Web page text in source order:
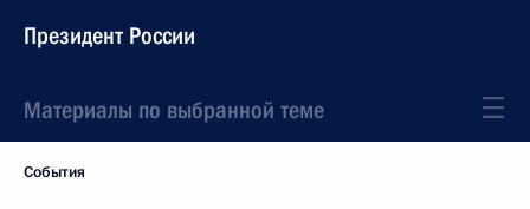
Президент России
Материалы по выбранной теме
События